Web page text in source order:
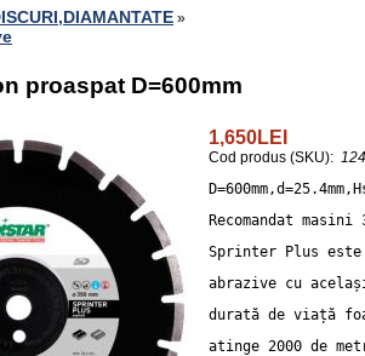
»
proaspat D=600mm
1,650LEI
Cod produs (SKU):
Recomandat masini
Sprinter Plus
abrazive cu
durată de viață
atinge 2000 de